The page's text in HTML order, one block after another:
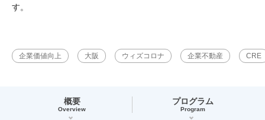
す。
企業価値向上 大阪 ウィズコロナ 企業不動産 CRE
概要
Overview
プログラム
Program